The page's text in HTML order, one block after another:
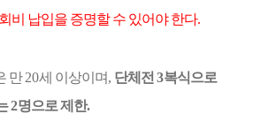
비 납입을 증명할 수 있어야 한다.
만20세 이상이며, 단체전 3복식으로
2명으로 제한.